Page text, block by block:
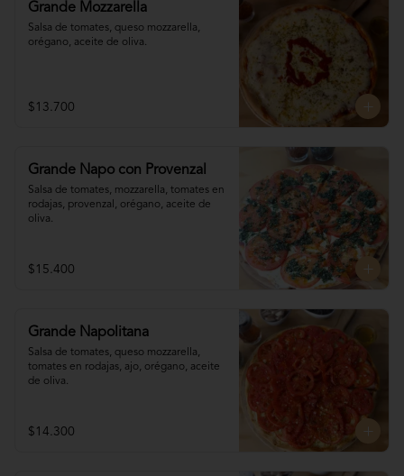
Grande Mozzarella
Salsa de tomates, queso mozzarella,
orégano, aceite de oliva.
$13.700
Grande Napo con Provenzal
Salsa de tomates, mozzarella, tomates en
rodajas, provenzal, orégano, aceite de
oliva.
$15.400
Grande Napolitana
Salsa de tomates, queso mozzarella,
tomates en rodajas, ajo, orégano, aceite
de oliva.
$14.300